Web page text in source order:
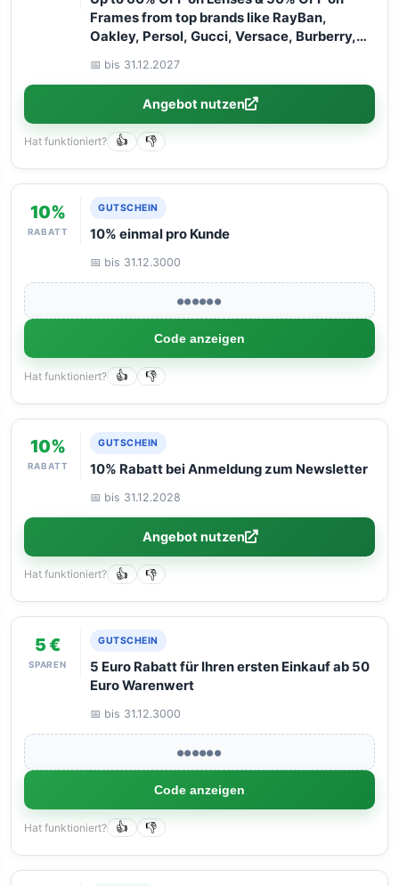
Frames from top brands like RayBan,
Oakley, Persol, Gucci, Versace, Burberry,
miss out!
📅 bis 31.12.2027
Angebot nutzen
Hat funktioniert? 👍 👎
10%
RABATT
GUTSCHEIN
10% einmal pro Kunde
📅 bis 31.12.3000
●●●●●●
Code anzeigen
Hat funktioniert? 👍 👎
10%
RABATT
GUTSCHEIN
10% Rabatt bei Anmeldung zum Newsletter
📅 bis 31.12.2028
Angebot nutzen
Hat funktioniert? 👍 👎
5 €
SPAREN
GUTSCHEIN
5 Euro Rabatt für Ihren ersten Einkauf ab 50
Euro Warenwert
📅 bis 31.12.3000
●●●●●●
Code anzeigen
Hat funktioniert? 👍 👎